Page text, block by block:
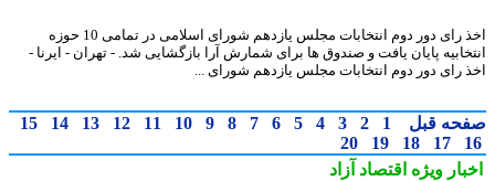
اخذ رای دور دوم انتخابات مجلس یازدهم شورای اسلامی در تمامی 10 حوزه
پایان یافت و صندوق ها برای شمارش آرا بازگشایی شد. - تهران - ایرنا -
رای دور دوم انتخابات مجلس یازدهم شورای ...
قبل 1
2
3
4
5
6
7
8
9
10
11
12
13
14
15
17
18
19
20
ویژهاقتصاد آزاد